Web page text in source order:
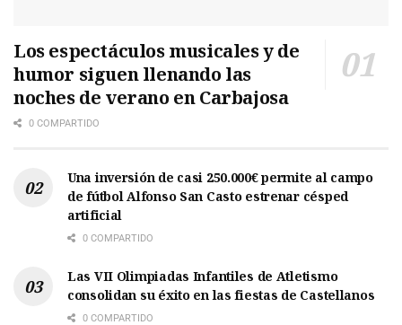
Los espectáculos musicales y de
humor siguen llenando las
noches de verano en Carbajosa
0 COMPARTIDO
Una inversión de casi 250.000€ permite al campo
de fútbol Alfonso San Casto estrenar césped
artificial
0 COMPARTIDO
Las VII Olimpiadas Infantiles de Atletismo
consolidan su éxito en las fiestas de Castellanos
0 COMPARTIDO